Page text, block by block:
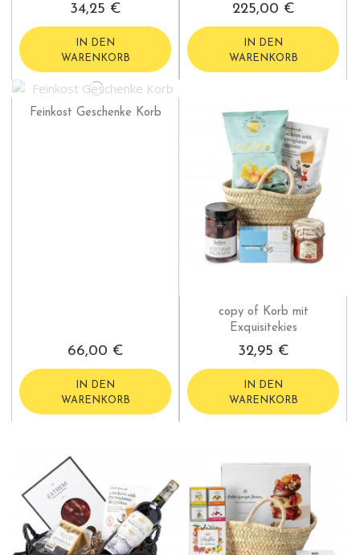
34,25 €
IN DEN
WARENKORB
225,00 €
IN DEN
WARENKORB
Feinkost Geschenke Korb
66,00 €
IN DEN
WARENKORB
copy of Korb mit
Exquisitekies
32,95 €
IN DEN
WARENKORB